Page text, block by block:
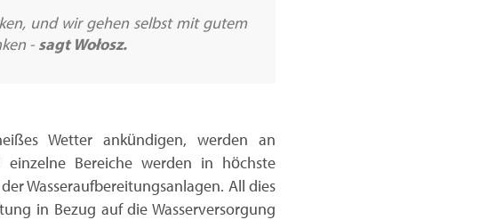
und wir gehen selbst mit gutem
- sagt Wołosz.
Wetter ankündigen, werden an
einzelne Bereiche werden in höchste
Wasseraufbereitungsanlagen. All dies
in Bezug auf die Wasserversorgung